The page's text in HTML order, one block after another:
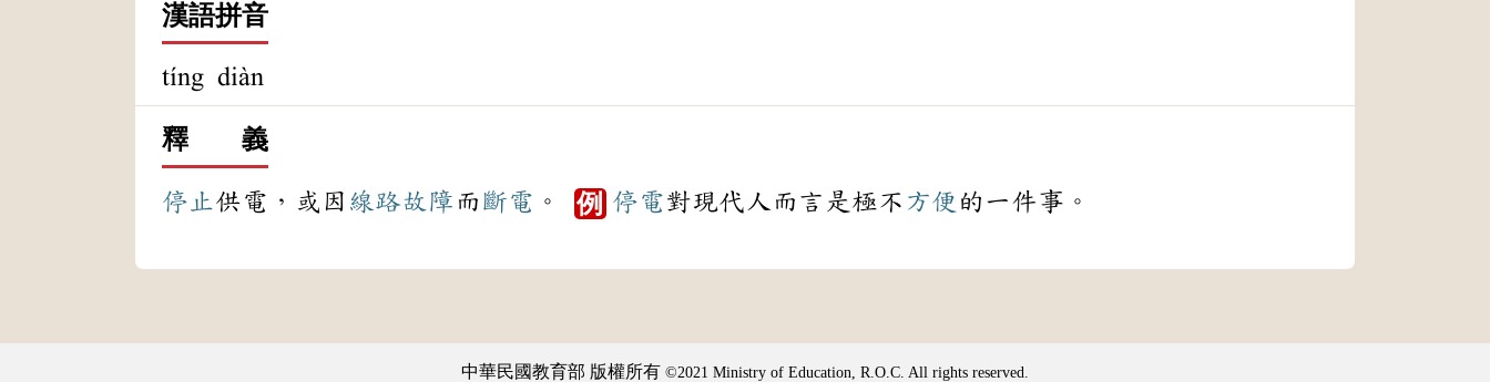
漢語拼音
tíng diàn
釋 義
停止供電，或因 線路故障 而 斷電 。 例 停電對現代人而言是極不 方便 的一件事。
中華民國教育部 版權所有 ©2021 Ministry of Education, R.O.C. All rights reserved.